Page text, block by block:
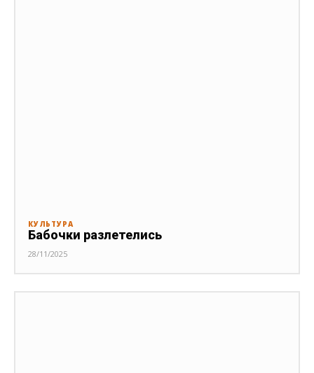
КУЛЬТУРА
Бабочки разлетелись
28/11/2025